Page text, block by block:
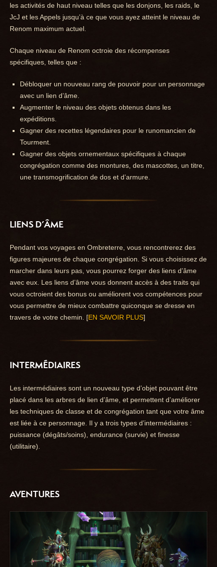
les activités de haut niveau telles que les donjons, les raids, le
JcJ et les Appels jusqu’à ce que vous ayez atteint le niveau de
Renom maximum actuel.
Chaque niveau de Renom octroie des récompenses
spécifiques, telles que :
Débloquer un nouveau rang de pouvoir pour un personnage
avec un lien d’âme.
Augmenter le niveau des objets obtenus dans les
expéditions.
Gagner des recettes légendaires pour le runomancien de
Tourment.
Gagner des objets ornementaux spécifiques à chaque
congrégation comme des montures, des mascottes, un titre,
une transmogrification de dos et d’armure.
LIENS D’ÂME
Pendant vos voyages en Ombreterre, vous rencontrerez des
figures majeures de chaque congrégation. Si vous choisissez de
marcher dans leurs pas, vous pourrez forger des liens d’âme
avec eux. Les liens d’âme vous donnent accès à des traits qui
vous octroient des bonus ou améliorent vos compétences pour
vous permettre de mieux combattre quiconque se dresse en
travers de votre chemin. [EN SAVOIR PLUS]
INTERMÉDIAIRES
Les intermédiaires sont un nouveau type d’objet pouvant être
placé dans les arbres de lien d’âme, et permettent d’améliorer
les techniques de classe et de congrégation tant que votre âme
est liée à ce personnage. Il y a trois types d’intermédiaires :
puissance (dégâts/soins), endurance (survie) et finesse
(utilitaire).
AVENTURES